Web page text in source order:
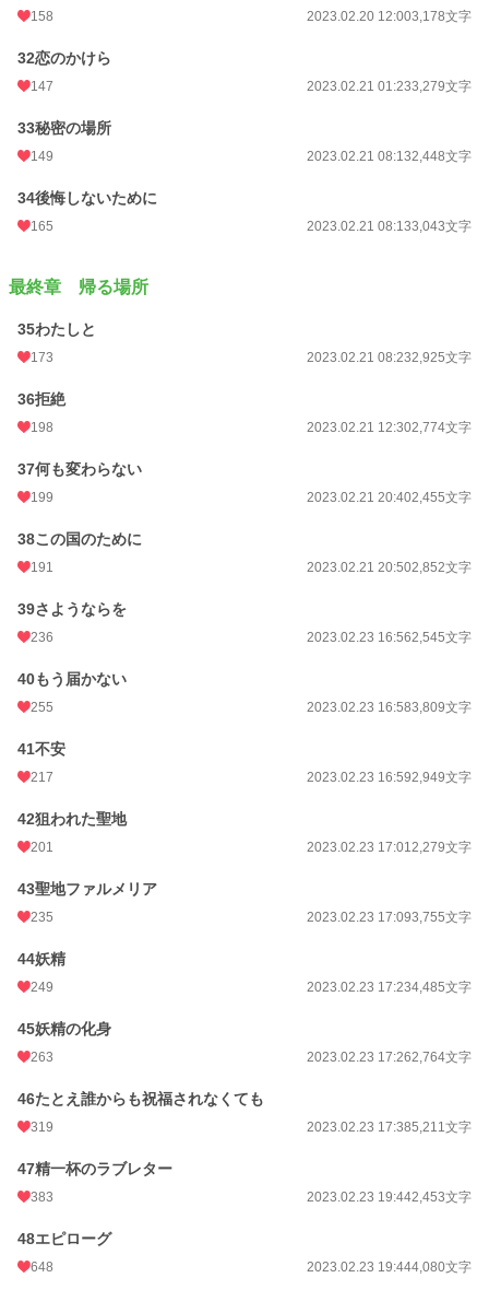
158 2023.02.20 12:003,178文字
32恋のかけら
147 2023.02.21 01:233,279文字
33秘密の場所
149 2023.02.21 08:132,448文字
34後悔しないために
165 2023.02.21 08:133,043文字
最終章 帰る場所
35わたしと
173 2023.02.21 08:232,925文字
36拒絶
198 2023.02.21 12:302,774文字
37何も変わらない
199 2023.02.21 20:402,455文字
38この国のために
191 2023.02.21 20:502,852文字
39さようならを
236 2023.02.23 16:562,545文字
40もう届かない
255 2023.02.23 16:583,809文字
41不安
217 2023.02.23 16:592,949文字
42狙われた聖地
201 2023.02.23 17:012,279文字
43聖地ファルメリア
235 2023.02.23 17:093,755文字
44妖精
249 2023.02.23 17:234,485文字
45妖精の化身
263 2023.02.23 17:262,764文字
46たとえ誰からも祝福されなくても
319 2023.02.23 17:385,211文字
47精一杯のラブレター
383 2023.02.23 19:442,453文字
48エピローグ
648 2023.02.23 19:444,080文字